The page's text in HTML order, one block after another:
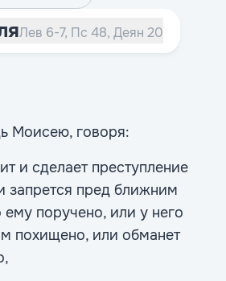
Лев 6-7, Пс 48, Деян 20
Моисею, говоря:
и сделает преступление
запрется пред ближним
поручено, или у него
похищено, или обманет